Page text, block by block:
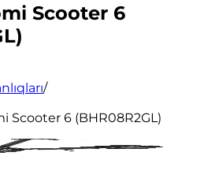
Scooter 6
/
Scooter 6 (BHR08R2GL)